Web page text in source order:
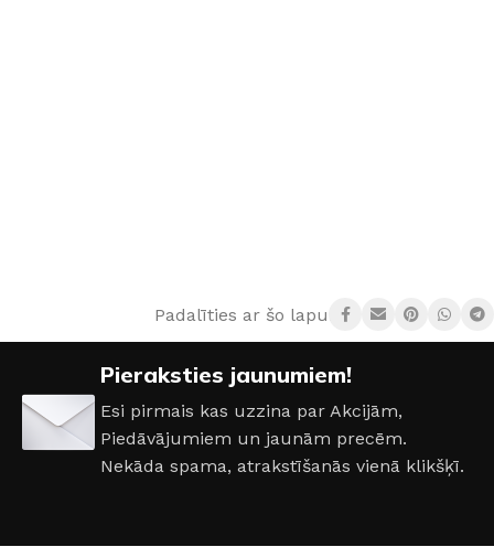
Padalīties ar šo lapu:
Pieraksties jaunumiem!
Esi pirmais kas uzzina par Akcijām,
Piedāvājumiem un jaunām precēm.
Nekāda spama, atrakstīšanās vienā klikšķī.